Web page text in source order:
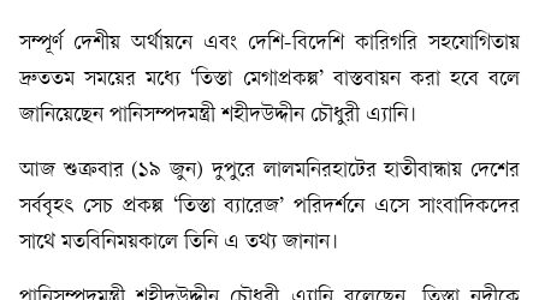
সম্পূর্ণ দেশীয় অর্থায়নে এবং দেশি-বিদেশি কারিগরি সহযোগিতায়
দ্রুততম সময়ের মধ্যে ‘তিস্তা মেগাপ্রকল্প’ বাস্তবায়ন করা হবে বলে
জানিয়েছেন পানিসম্পদমন্ত্রী শহীদউদ্দীন চৌধুরী এ্যানি।
আজ শুক্রবার (১৯ জুন) দুপুরে লালমনিরহাটের হাতীবান্ধায় দেশের
সর্ববৃহৎ সেচ প্রকল্প ‘তিস্তা ব্যারেজ’ পরিদর্শনে এসে সাংবাদিকদের
সাথে মতবিনিময়কালে তিনি এ তথ্য জানান।